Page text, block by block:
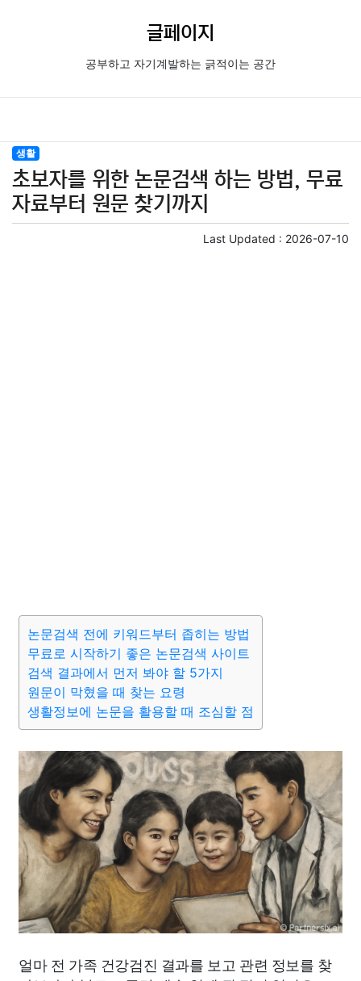
글페이지
공부하고 자기계발하는 긁적이는 공간
생활
초보자를 위한 논문검색 하는 방법, 무료
자료부터 원문 찾기까지
Last Updated : 2026-07-10
논문검색 전에 키워드부터 좁히는 방법
무료로 시작하기 좋은 논문검색 사이트
검색 결과에서 먼저 봐야 할 5가지
원문이 막혔을 때 찾는 요령
생활정보에 논문을 활용할 때 조심할 점
얼마 전 가족 건강검진 결과를 보고 관련 정보를 찾